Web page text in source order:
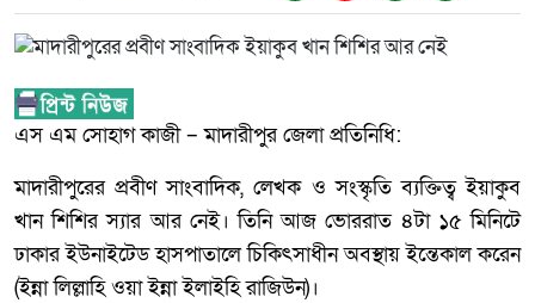
এস এম সোহাগ কাজী – মাদারীপুর জেলা প্রতিনিধি:
মাদারীপুরের প্রবীণ সাংবাদিক, লেখক ও সংস্কৃতি ব্যক্তিত্ব ইয়াকুব
খান শিশির স্যার আর নেই। তিনি আজ ভোররাত ৪টা ১৫ মিনিটে
ঢাকার ইউনাইটেড হাসপাতালে চিকিৎসাধীন অবস্থায় ইন্তেকাল করেন
(ইন্না লিল্লাহি ওয়া ইন্না ইলাইহি রাজিউন)।